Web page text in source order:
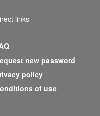
links
new password
policy
of use